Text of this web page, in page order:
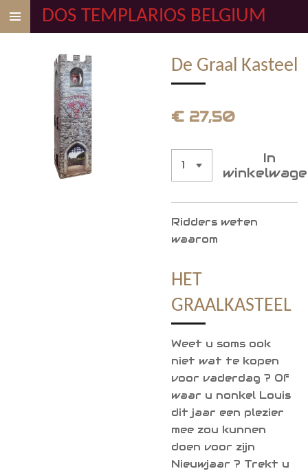
Ga
direct
hoofdinhoud
DOS TEMPLARIOS BELGIUM
De Graal Kasteel
€ 27,50
In
Ridders weten
waarom
HET
GRAALKASTEEL
Weet u soms ook
niet wat te kopen
voor vaderdag ? Of
waar u nonkel Louis
dit jaar een plezier
mee zou kunnen
doen voor zijn
Nieuwjaar ? Trekt u